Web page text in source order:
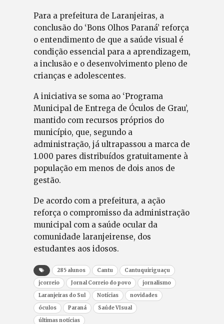
Para a prefeitura de Laranjeiras, a
conclusão do ‘Bons Olhos Paraná’ reforça
o entendimento de que a saúde visual é
condição essencial para a aprendizagem,
a inclusão e o desenvolvimento pleno de
crianças e adolescentes.
A iniciativa se soma ao ‘Programa
Municipal de Entrega de Óculos de Grau’,
mantido com recursos próprios do
município, que, segundo a
administração, já ultrapassou a marca de
1.000 pares distribuídos gratuitamente à
população em menos de dois anos de
gestão.
De acordo com a prefeitura, a ação
reforça o compromisso da administração
municipal com a saúde ocular da
comunidade laranjeirense, dos
estudantes aos idosos.
285 alunos Cantu
Cantuquiriguaçu
jcorreio
Jornal Correio do povo
jornalismo
Laranjeiras do Sul
Notícias
novidades
óculos
Paraná
Saúde VIsual
últimas notícias